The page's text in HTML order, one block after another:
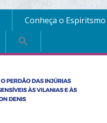
Conheça o Espiritsmo